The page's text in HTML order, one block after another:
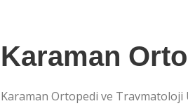
Karaman
Karaman Ortopedi ve Travmatoloji